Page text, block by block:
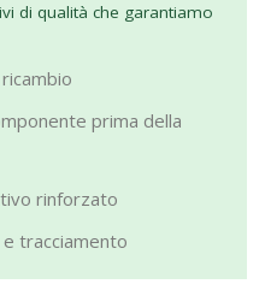
di qualità che garantiamo
prima della
rinforzato
tracciamento